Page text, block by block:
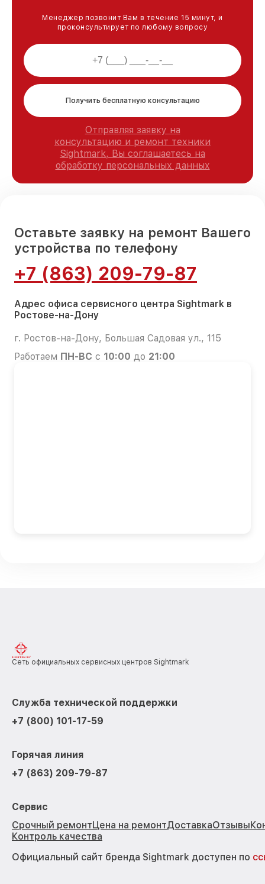
Менеджер позвонит Вам в течение 15 минут, и
проконсультирует по любому вопросу
Получить бесплатную консультацию
Отправляя заявку на
консультацию и ремонт техники
Sightmark, Вы соглашаетесь на
обработку персональных данных
Оставьте заявку на ремонт Вашего
устройства по телефону
+7 (863) 209-79-87
Адрес офиса сервисного центра Sightmark в
Ростове-на-Дону
г. Ростов-на-Дону, Большая Садовая ул., 115
Работаем ПН-ВС с 10:00 до 21:00
Сеть официальных сервисных центров Sightmark
Служба технической поддержки
+7 (800) 101-17-59
Горячая линия
+7 (863) 209-79-87
Сервис
Срочный ремонтЦена на ремонтДоставкаОтзывы
Контроль качества
Официальный сайт бренда Sightmark доступен по